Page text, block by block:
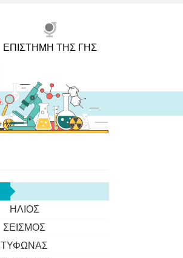
ΕΠΙΣΤΉΜΗ ΤΗΣ ΓΗΣ
ΉΛΙΟΣ
ΣΕΙΣΜΌΣ
ΤΥΦΏΝΑΣ